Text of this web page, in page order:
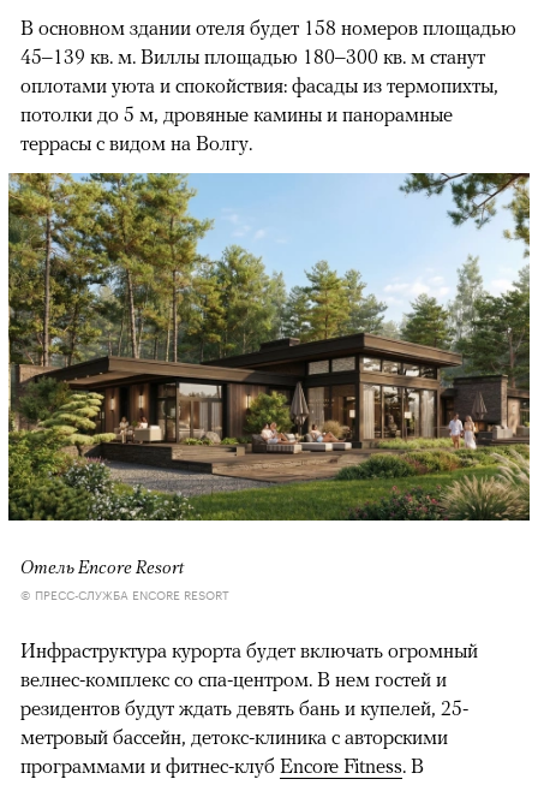
В основном здании отеля будет 158 номеров площадью
45–139 кв. м. Виллы площадью 180–300 кв. м станут
оплотами уюта и спокойствия: фасады из термопихты,
потолки до 5 м, дровяные камины и панорамные
террасы с видом на Волгу.
Отель Encore Resort
© ПРЕСС-СЛУЖБА ENCORE RESORT
Инфраструктура курорта будет включать огромный
велнес-комплекс со спа-центром. В нем гостей и
резидентов будут ждать девять бань и купелей, 25-
метровый бассейн, детокс-клиника с авторскими
программами и фитнес-клуб Encore Fitness. В